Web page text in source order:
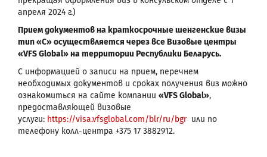
апреля 2024 г.)
Прием документов на краткосрочные шенгенские визы
тип «С» осуществляется через все Визовые центры
«VFS Global»на территории Республики Беларусь.
С информацией о записи на прием, перечнем
необходимых документов и сроках получения виз можно
ознакомиться на сайте компании «VFS Global»,
предоставляющей визовые
услуги: https://visa.vfsglobal.com/blr/ru/bgr или по
телефону колл-центра +375 17 3882912.